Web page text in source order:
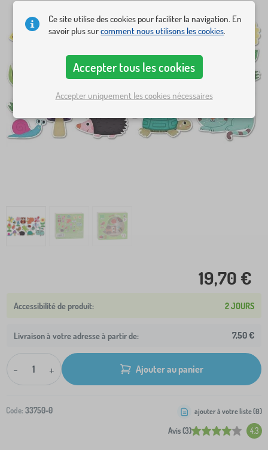
19,70 €
2 JOURS
Livraison à votre adresse à partir de: 7,50 €
- + Ajouter au panier
Code: 33750-0
Avis (3) 4.3
ajouter à votre liste (0)
Ce site utilise des cookies pour faciliter la navigation. En
savoir plus surcomment nous utilisons les cookies.
Accepter tous les cookies
Accepter uniquement les cookies nécessaires